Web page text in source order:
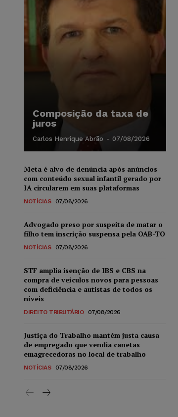
Composição da taxa de
juros
Carlos Henrique Abrão - 07/08/2026
Meta é alvo de denúncia após anúncios
com conteúdo sexual infantil gerado por
IA circularem em suas plataformas
NOTÍCIAS 07/08/2026
Advogado preso por suspeita de matar o
filho tem inscrição suspensa pela OAB-TO
NOTÍCIAS 07/08/2026
STF amplia isenção de IBS e CBS na
compra de veículos novos para pessoas
com deficiência e autistas de todos os
níveis
DIREITO TRIBUTÁRIO 07/08/2026
Justiça do Trabalho mantém justa causa
de empregado que vendia canetas
emagrecedoras no local de trabalho
NOTÍCIAS 07/08/2026